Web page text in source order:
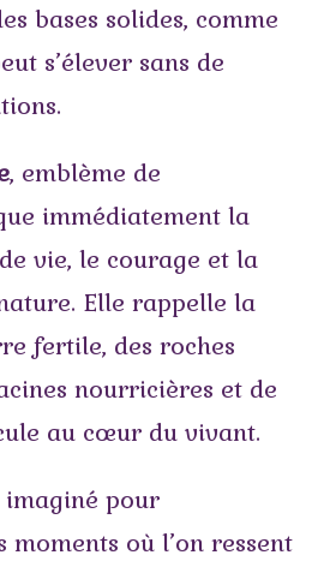
bases solides, comme
s’élever sans de
, emblème de
immédiatement la
vie, le courage et la
Elle rappelle la
fertile, des roches
nourricières et de
au cœur du vivant.
imaginé pour
moments où l’on ressent